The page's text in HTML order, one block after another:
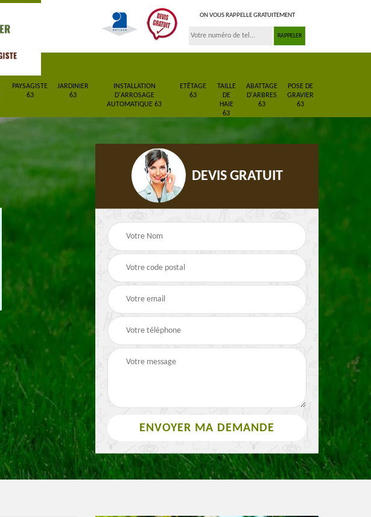
ON VOUS RAPPELLE GRATUITEMENT
PAYSAGISTE
63
JARDINIER
63
INSTALLATION
D'ARROSAGE
AUTOMATIQUE 63
ETÊTAGE
63
TAILLE
DE
HAIE
63
ABATTAGE
D'ARBRES
63
POSE DE
GRAVIER
63
Entreprise de
terrassement 63
Pose de gazon en
rouleau 63
Paysagiste 63
DEVIS GRATUIT